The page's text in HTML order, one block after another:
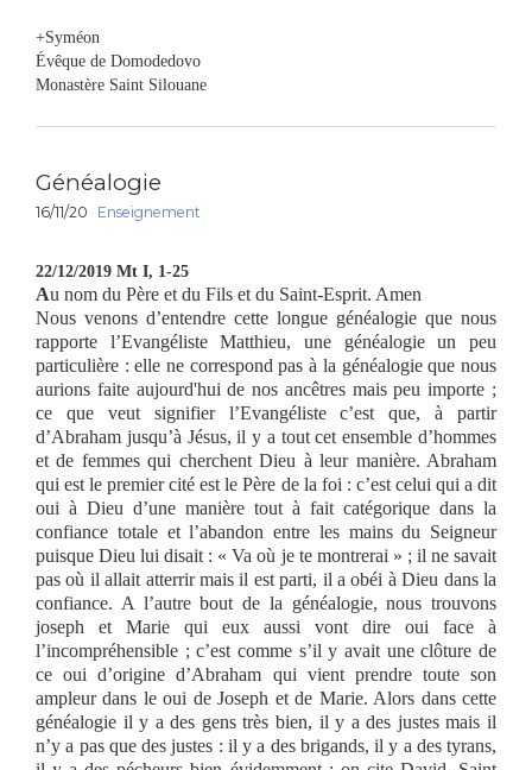
+Syméon
Évêque de Domodedovo
Monastère Saint Silouane
Généalogie
16/11/20 Enseignement
22/12/2019 Mt I, 1-25
Au nom du Père et du Fils et du Saint-Esprit. Amen
Nous venons d’entendre cette longue généalogie que nous
rapporte l’Evangéliste Matthieu, une généalogie un peu
particulière : elle ne correspond pas à la généalogie que nous
aurions faite aujourd'hui de nos ancêtres mais peu importe ;
ce que veut signifier l’Evangéliste c’est que, à partir
d’Abraham jusqu’à Jésus, il y a tout cet ensemble d’hommes
et de femmes qui cherchent Dieu à leur manière. Abraham
qui est le premier cité est le Père de la foi : c’est celui qui a dit
oui à Dieu d’une manière tout à fait catégorique dans la
confiance totale et l’abandon entre les mains du Seigneur
puisque Dieu lui disait : « Va où je te montrerai » ; il ne savait
pas où il allait atterrir mais il est parti, il a obéi à Dieu dans la
confiance. A l’autre bout de la généalogie, nous trouvons
joseph et Marie qui eux aussi vont dire oui face à
l’incompréhensible ; c’est comme s’il y avait une clôture de
ce oui d’origine d’Abraham qui vient prendre toute son
ampleur dans le oui de Joseph et de Marie. Alors dans cette
généalogie il y a des gens très bien, il y a des justes mais il
n’y a pas que des justes : il y a des brigands, il y a des tyrans,